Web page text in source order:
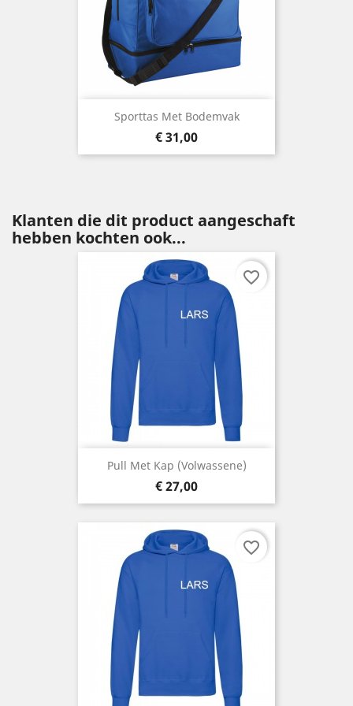
Sporttas Met Bodemvak
Prijs
€ 31,00
Klanten die dit product aangeschaft
hebben kochten ook...
Pull Met Kap (volwassene)
Prijs
€ 27,00
favorite_border
favorite_border